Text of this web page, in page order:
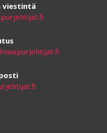
viestintä